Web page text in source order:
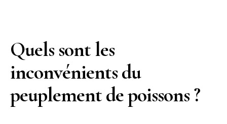
Quels sont les
inconvénients du
peuplement de poissons ?